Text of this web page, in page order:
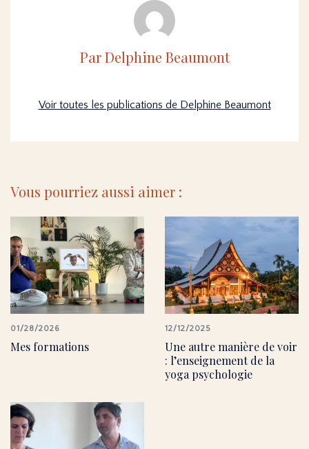
Par Delphine Beaumont
Voir toutes les publications de Delphine Beaumont
Vous pourriez aussi aimer :
01/28/2026
Mes formations
12/12/2025
Une autre manière de voir
: l’enseignement de la
yoga psychologie